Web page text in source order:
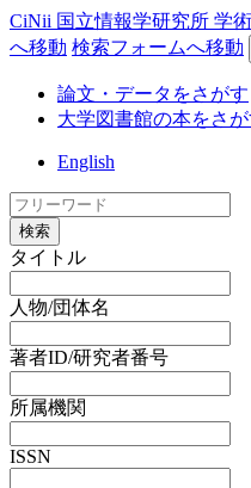
CiNii 国立情報学研究所 学
へ移動 検索フォームへ移動
論文・データをさがす
大学図書館の本をさが
English
検索
タイトル
人物/団体名
著者ID/研究者番号
所属機関
ISSN